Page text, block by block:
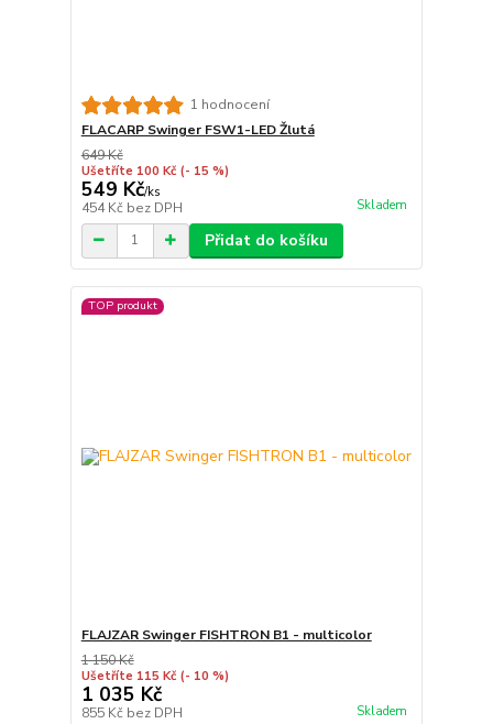
1 hodnocení
FLACARP Swinger FSW1-LED Žlutá
649 Kč
Ušetříte 100 Kč (- 15 %)
549 Kč/ks
454 Kč bez DPH Skladem
Přidat do košíku
TOP produkt
FLAJZAR Swinger FISHTRON B1 - multicolor
1 150 Kč
Ušetříte 115 Kč (- 10 %)
1 035 Kč
855 Kč bez DPH Skladem